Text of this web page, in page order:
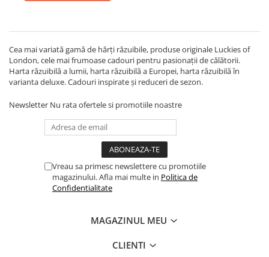
Cea mai variată gamă de hărți răzuibile, produse originale Luckies of
London, cele mai frumoase cadouri pentru pasionații de călătorii.
Harta răzuibilă a lumii, harta răzuibilă a Europei, harta răzuibilă în
varianta deluxe. Cadouri inspirate și reduceri de sezon.
Newsletter Nu rata ofertele si promotiile noastre
Vreau sa primesc newslettere cu promotiile
magazinului. Afla mai multe in Politica de
Confidentialitate
MAGAZINUL MEU
CLIENTI